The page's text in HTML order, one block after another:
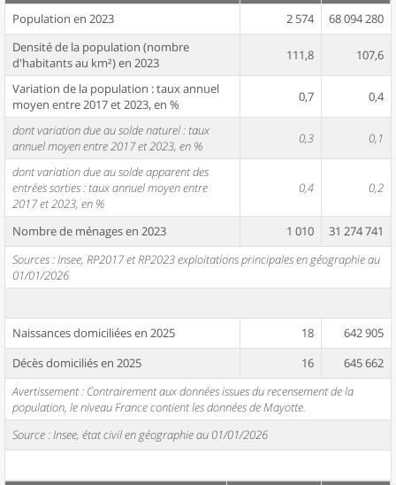
Population en 2023 2 574
68 094 280
Densité de la population (nombre
d'habitants au km²) en 2023
111,8 107,6
Variation de la population : taux annuel
moyen entre 2017 et 2023, en %
0,7 0,4
dont variation due au solde naturel : taux
annuel moyen entre 2017 et 2023, en %
0,3 0,1
dont variation due au solde apparent des
entrées sorties : taux annuel moyen entre
2017 et 2023, en %
0,4 0,2
Nombre de ménages en 2023 1 010
31 274 741
Sources : Insee, RP2017 et RP2023 exploitations principales en géographie au
01/01/2026
Naissances domiciliées en 2025 18
642 905
Décès domiciliés en 2025
16
645 662
Avertissement : Contrairement aux données issues du recensement de la
population, le niveau France contient les données de Mayotte.
Source : Insee, état civil en géographie au 01/01/2026